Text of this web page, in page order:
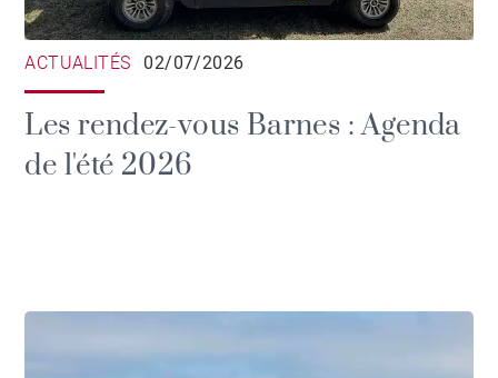
ACTUALITÉS 02/07/2026
Les rendez-vous Barnes : Agenda
de l'été 2026